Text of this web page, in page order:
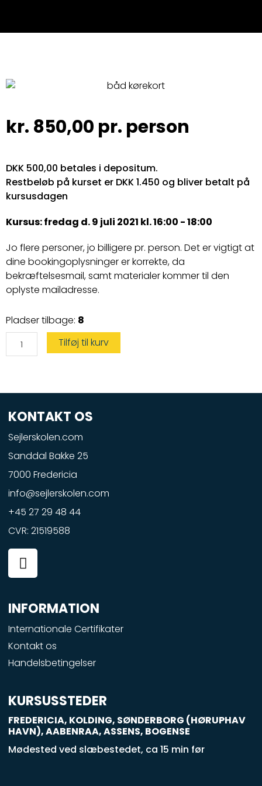
kr. 850,00 pr. person
DKK 500,00 betales i depositum.
Restbeløb på kurset er DKK 1.450 og bliver betalt på
kursusdagen
Kursus: fredag d. 9 juli 2021 kl. 16:00 - 18:00
Jo flere personer, jo billigere pr. person. Det er vigtigt at
dine bookingoplysninger er korrekte, da
bekræftelsesmail, samt materialer kommer til den
oplyste mailadresse.
Pladser tilbage: 8
Vandscootercertifikat
antal
Tilføj til kurv
KONTAKT OS
Sejlerskolen.com
Sanddal Bakke 25
7000 Fredericia
info@sejlerskolen.com
+45 27 29 48 44
CVR: 21519588
F
a
c
e
b
o
o
k
-
q
u
a
r
INFORMATION
Internationale Certifikater
Kontakt os
Handelsbetingelser
KURSUSSTEDER
FREDERICIA, KOLDING, SØNDERBORG (HØRUPHAV
HAVN), AABENRAA, ASSENS, BOGENSE
Mødested ved slæbestedet, ca 15 min før